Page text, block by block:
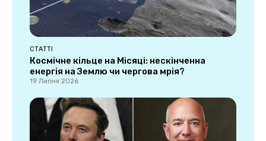
СТАТТІ
Космічне кільце на Місяці: нескінченна
енергія на Землю чи чергова мрія?
19 Липня 2026